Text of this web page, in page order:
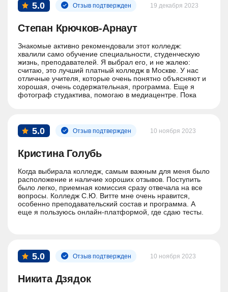
5.0
Степан Крючков-Арнаут
19 декабря 2023
Отзыв подтвержден
Знакомые активно рекомендовали этот колледж:
хвалили само обучение специальности, студенческую
жизнь, преподавателей. Я выбрал его, и не жалею:
считаю, это лучший платный колледж в Москве. У нас
отличные учителя, которые очень понятно объясняют и
хорошая, очень содержательная, программа. Еще я
фотограф студактива, помогаю в медиацентре. Пока
того, чтобы пойти в вуз, и после него я буду поступать в
университет – скорей всего, это тоже будет Московский
5.0
Кристина Голубь
10 ноября 2023
Отзыв подтвержден
Когда выбирала колледж, самым важным для меня было
расположение и наличие хороших отзывов. Поступить
было легко, приемная комиссия сразу отвечала на все
вопросы. Колледж С.Ю. Витте мне очень нравится,
особенно преподавательский состав и программа. А
еще я пользуюсь онлайн-платформой, где сдаю тесты.
университет, думаю, что после получения СПО это будет
сделать проще.
5.0
Никита Дзядок
10 ноября 2023
Отзыв подтвержден